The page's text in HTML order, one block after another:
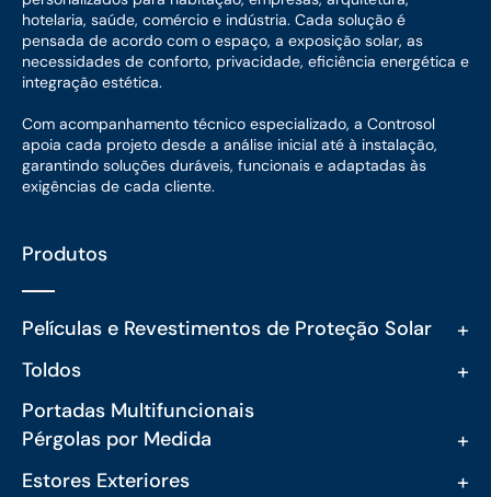
hotelaria, saúde, comércio e indústria. Cada solução é
pensada de acordo com o espaço, a exposição solar, as
necessidades de conforto, privacidade, eficiência energética e
integração estética.
Com acompanhamento técnico especializado, a Controsol
apoia cada projeto desde a análise inicial até à instalação,
garantindo soluções duráveis, funcionais e adaptadas às
exigências de cada cliente.
Produtos
Películas e Revestimentos de Proteção Solar +
Toldos +
Portadas Multifuncionais
Pérgolas por Medida
+
Estores Exteriores +